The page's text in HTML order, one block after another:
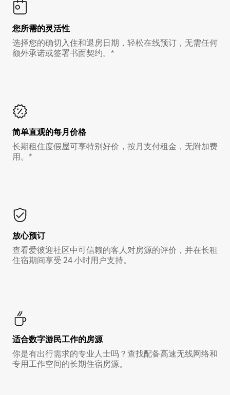
您所需的灵活性
选择您的确切入住和退房日期，轻松在线预订，无需任何
额外承诺或签署书面契约。*
简单直观的每月价格
长期租住度假屋可享特别好价，按月支付租金，无附加费
用。*
放心预订
查看爱彼迎社区中可信赖的客人对房源的评价，并在长租
住宿期间享受 24 小时用户支持。
适合数字游民工作的房源
你是有出行需求的专业人士吗？查找配备高速无线网络和
专用工作空间的长期住宿房源。